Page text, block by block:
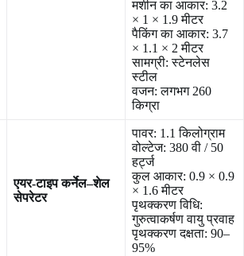
मशीन का आकार: 3.2
× 1 × 1.9 मीटर
पैकिंग का आकार: 3.7
× 1.1 × 2 मीटर
सामग्री: स्टेनलेस
स्टील
वजन: लगभग 260
किग्रा
एयर-टाइप कर्नेल–शेल
सेपरेटर
पावर: 1.1 किलोग्राम
वोल्टेज: 380 वी / 50
हर्ट्ज
कुल आकार: 0.9 × 0.9
× 1.6 मीटर
पृथक्करण विधि:
गुरुत्वाकर्षण वायु प्रवाह
पृथक्करण दक्षता: 90–
95%